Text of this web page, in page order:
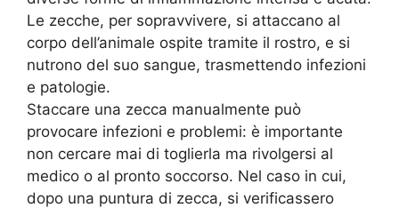
Le zecche, per sopravvivere, si attaccano al
corpo dell’animale ospite tramite il rostro, e si
nutrono del suo sangue, trasmettendo infezioni
e patologie.
Staccare una zecca manualmente può
provocare infezioni e problemi: è importante
non cercare mai di toglierla ma rivolgersi al
medico o al pronto soccorso. Nel caso in cui,
dopo una puntura di zecca, si verificassero